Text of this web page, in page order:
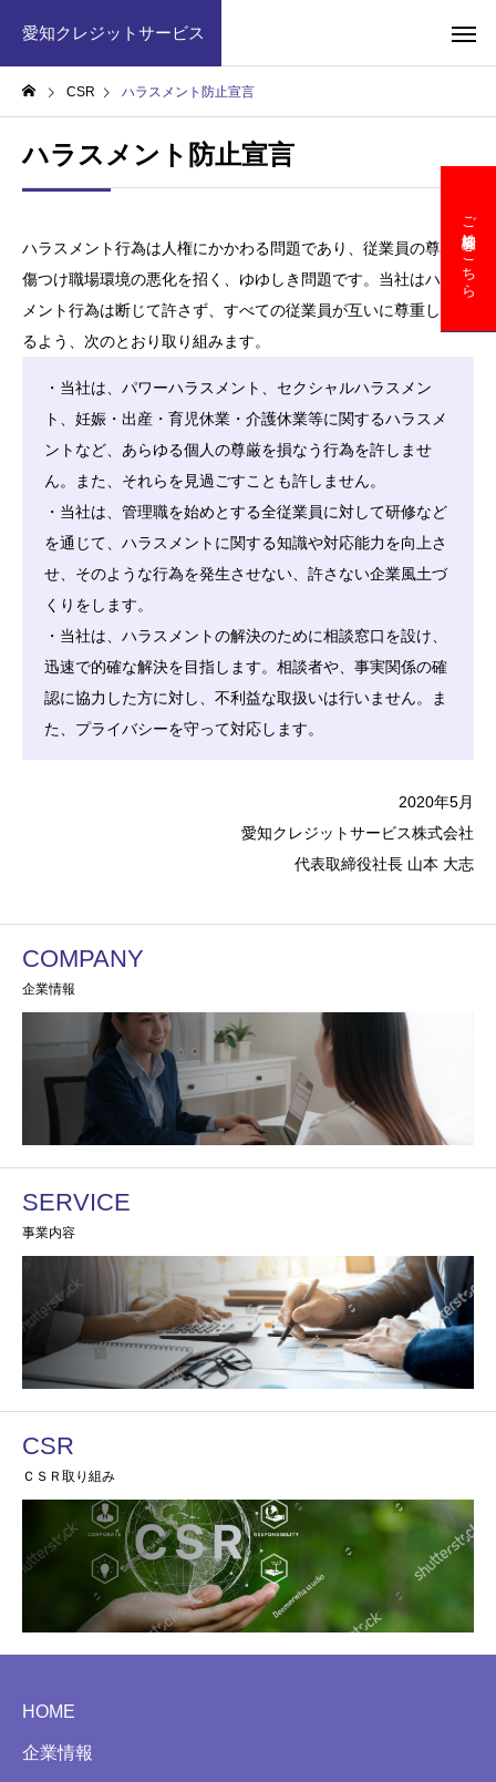
愛知クレジットサービス
CSR ハラスメント防止宣言
ハラスメント防止宣言
ハラスメント行為は人権にかかわる問題であり、従業員の尊厳を
傷つけ職場環境の悪化を招く、ゆゆしき問題です。当社はハラス
メント行為は断じて許さず、すべての従業員が互いに尊重し合え
るよう、次のとおり取り組みます。
・当社は、パワーハラスメント、セクシャルハラスメン
ト、妊娠・出産・育児休業・介護休業等に関するハラスメ
ントなど、あらゆる個人の尊厳を損なう行為を許しませ
ん。また、それらを見過ごすことも許しません。
・当社は、管理職を始めとする全従業員に対して研修など
を通じて、ハラスメントに関する知識や対応能力を向上さ
せ、そのような行為を発生させない、許さない企業風土づ
くりをします。
・当社は、ハラスメントの解決のために相談窓口を設け、
迅速で的確な解決を目指します。相談者や、事実関係の確
認に協力した方に対し、不利益な取扱いは行いません。ま
た、プライバシーを守って対応します。
2020年5月
愛知クレジットサービス株式会社
代表取締役社長 山本 大志
COMPANY
企業情報
SERVICE
事業内容
CSR
ＣＳＲ取り組み
HOME
企業情報
ご契約者様はこちら